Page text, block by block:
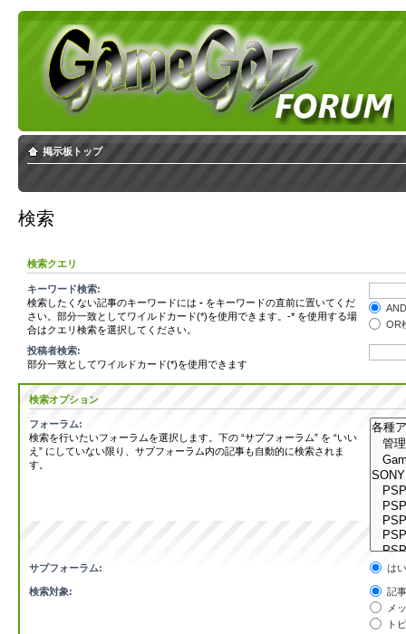
掲示板トップ
検索
検索クエリ
キーワード検索:
検索したくない記事のキーワードには - をキーワードの直前に置いてくだ
さい。部分一致としてワイルドカード(*)を使用できます。-* を使用する場
合はクエリ検索を選択してください。
OR
投稿者検索:
部分一致としてワイルドカード(*)を使用できます
検索オプション
フォーラム:
検索を行いたいフォーラムを選択します。下の “サブフォーラム” を “いい
え” にしていない限り、サブフォーラム内の記事も自動的に検索されま
す。
サブフォーラム: はい
検索対象:
記
メ
ト